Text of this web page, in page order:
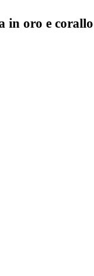
in oro e